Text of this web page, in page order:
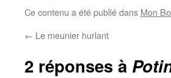
Ce contenu a été publié dans Mon
← Le meunier hurlant
2 réponses à